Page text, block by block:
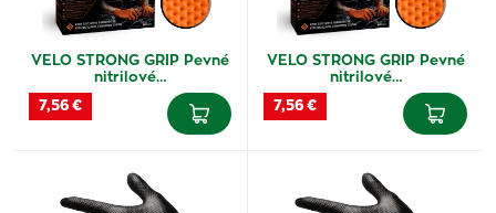
VELO STRONG GRIP Pevné
nitrilové…
7,56 €
VELO STRONG GRIP Pevné
nitrilové…
7,56 €